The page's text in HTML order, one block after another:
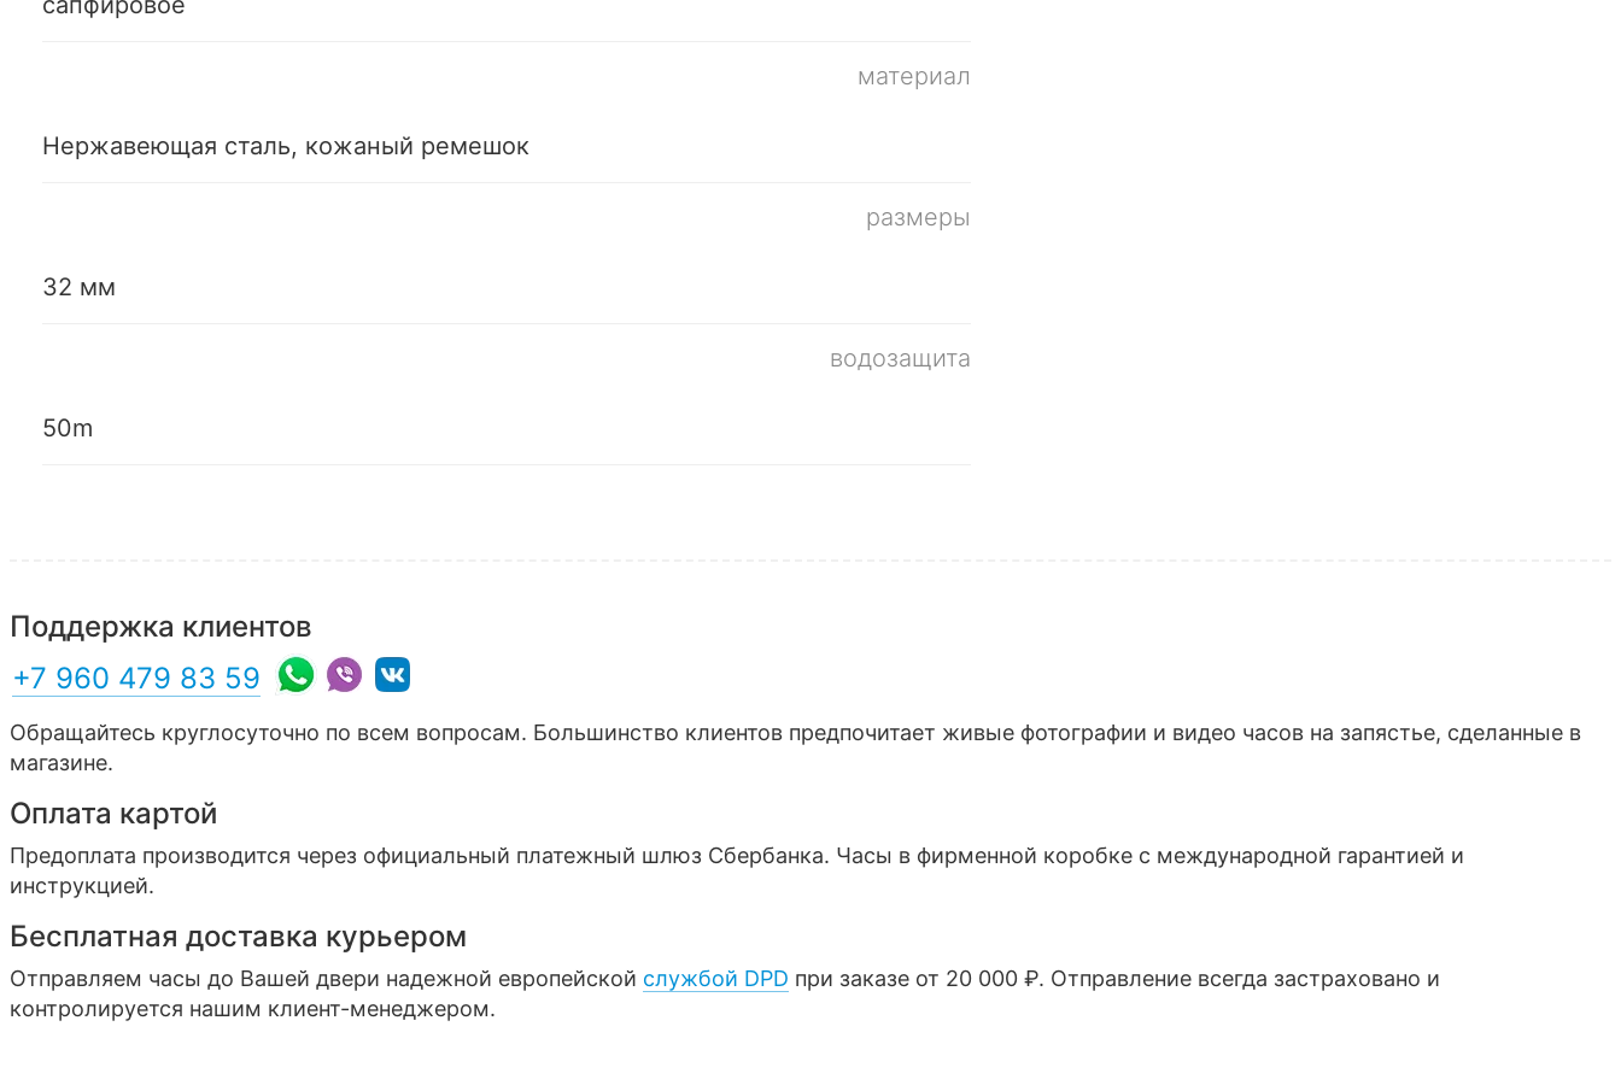
материал
Нержавеющая сталь, кожаный ремешок
размеры
32 мм
водозащита
50m
Поддержка клиентов
+7 960 479 83 59
Обращайтесь круглосуточно по всем вопросам. Большинство клиентов предпочитает живые фотографии и видео часов на запястье, сделанные в
магазине.
Оплата картой
Предоплата производится через официальный платежный шлюз Сбербанка. Часы в фирменной коробке с международной гарантией и
инструкцией.
Бесплатная доставка курьером
Отправляем часы до Вашей двери надежной европейской службой DPD при заказе от 20 000 ₽. Отправление всегда застраховано и
контролируется нашим клиент-менеджером.